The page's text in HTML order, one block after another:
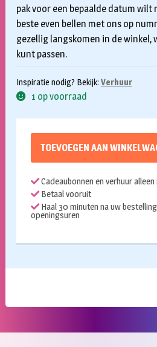
pak voor een bepaalde datum wilt
beste even bellen met ons op
gezellig langskomen in de winkel,
kunt passen.
Inspiratie nodig? Bekijk: Verhuur
1 op voorraad
TOEVOEGEN AAN
Cadeaubonnen en verhuur alleen
Betaal vooruit
Haal 30 minuten na uw
openingsuren